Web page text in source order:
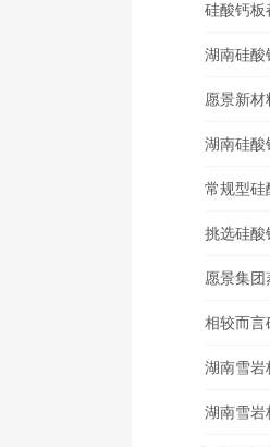
硅酸钙板
湖南硅酸
愿景新
湖南硅酸
常规型硅
挑选硅酸
愿景集
相较而言
湖南雪岩
湖南雪岩